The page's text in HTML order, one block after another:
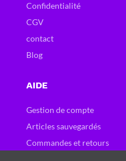
Confidentialité
CGV
contact
Blog
AIDE
Gestion de compte
Articles sauvegardés
Commandes et retours